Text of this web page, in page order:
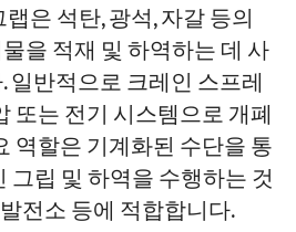
은 석탄, 광석, 자갈 등의
을 적재 및 하역하는 데 사
일반적으로 크레인 스프레
또는 전기 시스템으로 개폐
역할은 기계화된 수단을 통
그립 및 하역을 수행하는 것
전소 등에 적합합니다.